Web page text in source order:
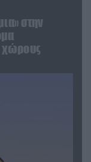
στην
χώρους